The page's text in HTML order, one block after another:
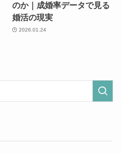
のか｜成婚率データで見る
婚活の現実
2026.01.24